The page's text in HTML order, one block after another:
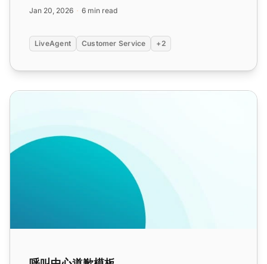
Jan 20, 2026 6 min read
LiveAgent Customer Service +2
呼叫中心道歉模板